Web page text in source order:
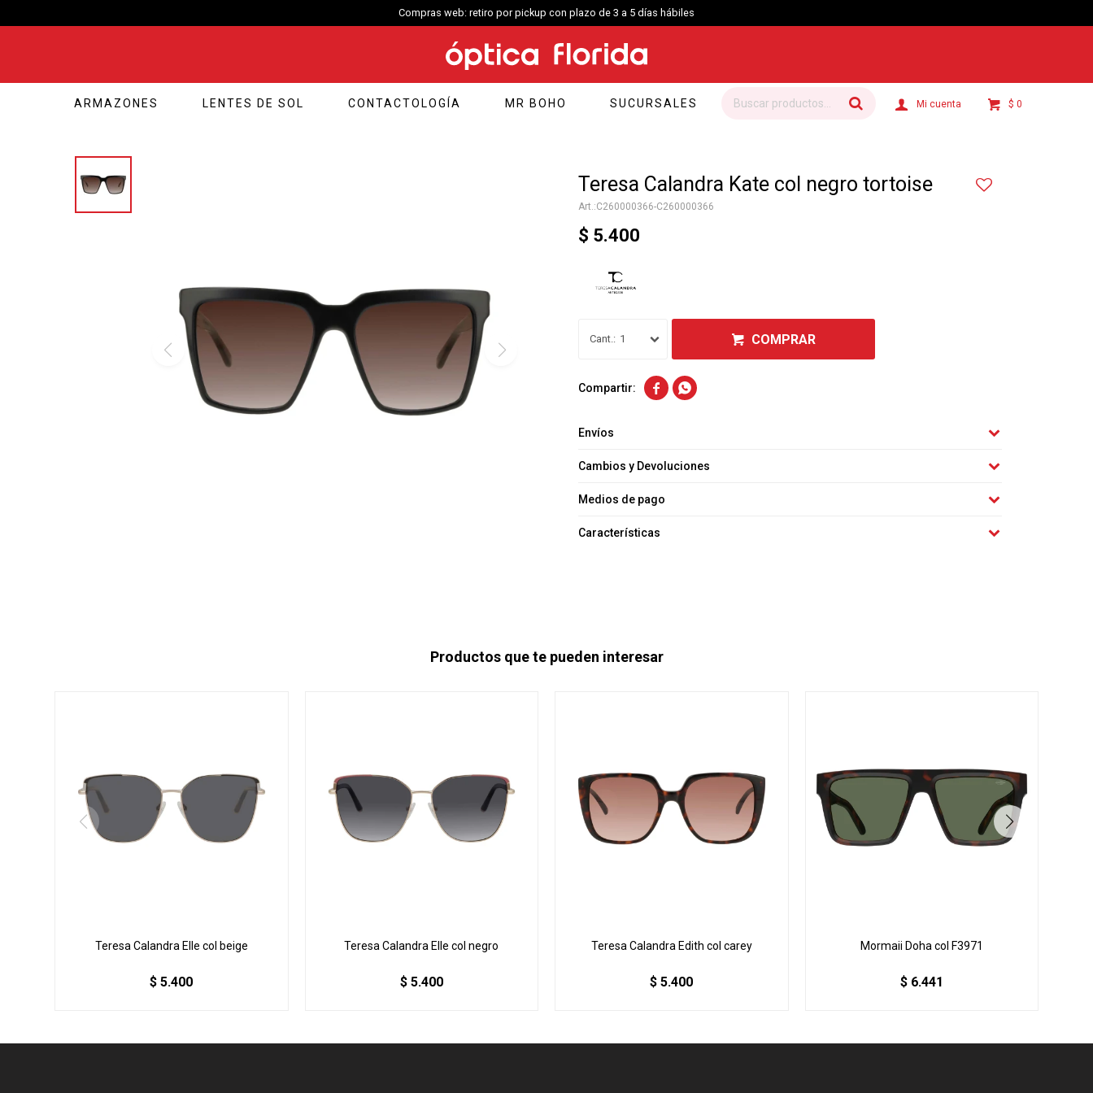
Compras web: retiro por pickup con plazo de 3 a 5 días hábiles
ARMAZONES LENTES DE SOL CONTACTOLOGÍA MR BOHO SUCURSALES $ 0
Teresa Calandra Kate col negro tortoise
C260000366-C260000366
$ 5.400
1 COMPRAR
 
Envíos
Cambios y Devoluciones
Medios de pago
Características
Productos que te pueden interesar
Teresa Calandra Elle col beige
$ 5.400
Teresa Calandra Elle col negro
$ 5.400
Teresa Calandra Edith col carey
$ 5.400
Mormaii Doha col F3971
$ 6.441